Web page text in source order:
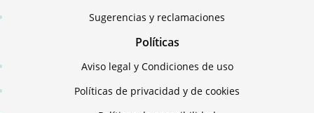
Sugerencias y reclamaciones
Políticas
Aviso legal y Condiciones de uso
Políticas de privacidad y de cookies